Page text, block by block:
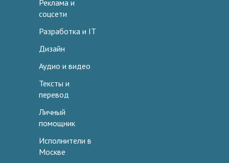
Реклама и
соцсети
Разработка и IT
Дизайн
Аудио и видео
Тексты и
перевод
Личный
помощник
Исполнители в
Москве